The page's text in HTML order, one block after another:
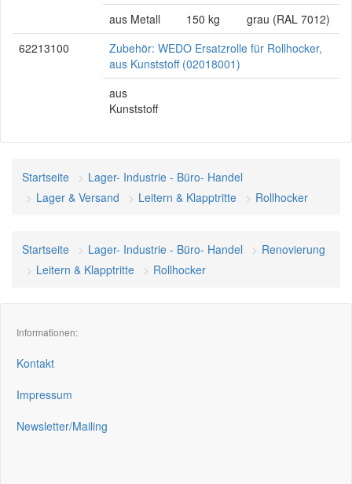
aus Metall
150 kg
grau (RAL 7012)
62213100
Zubehör: WEDO Ersatzrolle für Rollhocker,
aus Kunststoff (02018001)
aus
Kunststoff
Startseite
Lager- Industrie - Büro- Handel
Lager & Versand
Leitern & Klapptritte Rollhocker
Startseite Lager- Industrie - Büro- Handel
Renovierung
Leitern & Klapptritte
Rollhocker
Informationen:
Kontakt
Impressum
Newsletter/Mailing